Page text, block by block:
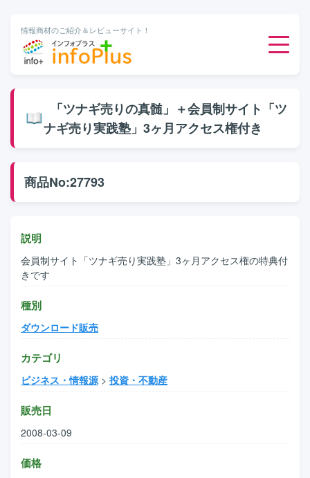
情報商材のご紹介＆レビューサイト！
有料メルマガ
無料ダウンロード
「ツナギ売りの真髄」＋会員制サイト「ツ
ナギ売り実践塾」3ヶ月アクセス権付き
商品No:27793
説明
会員制サイト「ツナギ売り実践塾」3ヶ月アクセス権の特典付
きです
種別
ダウンロード販売
カテゴリ
ビジネス・情報源> 投資・不動産
販売日
2008-03-09
価格